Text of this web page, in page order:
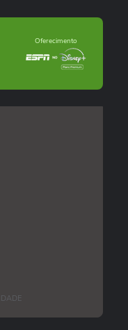
Oferecimento